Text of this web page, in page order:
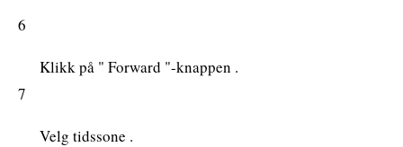
6
Klikk på " Forward "-knappen .
7
Velg tidssone .